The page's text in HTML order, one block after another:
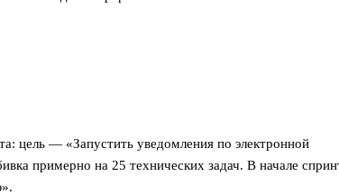
цель — «Запустить уведомления по электронной
примерно на 25 технических задач. В начале